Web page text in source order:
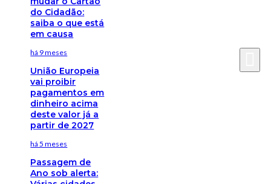
do Cidadão:
saiba o que está
em causa
há 9 meses
União Europeia
vai proibir
pagamentos em
dinheiro acima
deste valor já a
partir de 2027
há 5 meses
Passagem de
Ano sob alerta: